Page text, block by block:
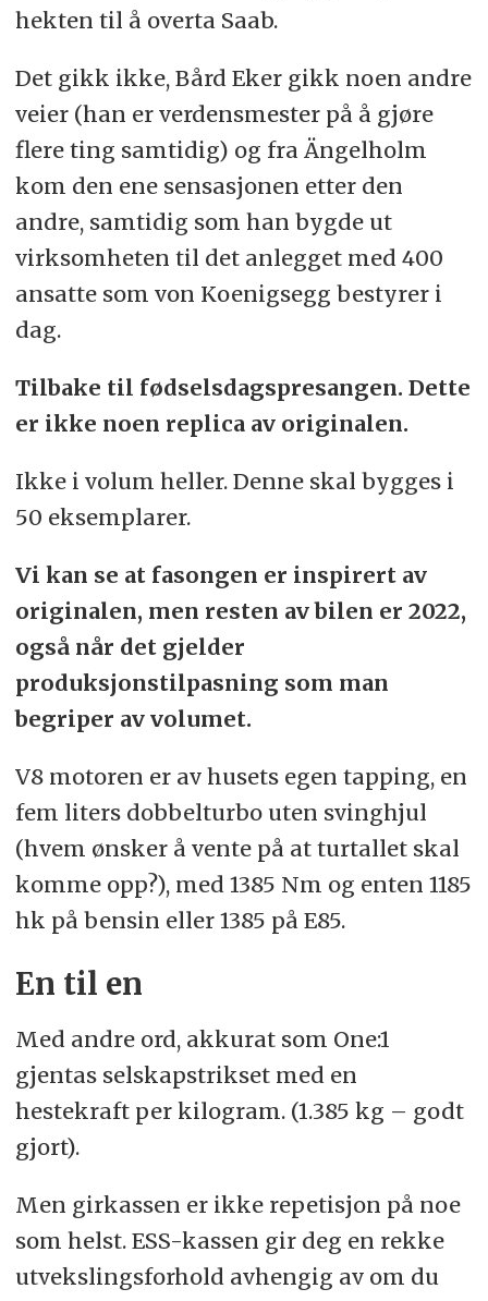
hekten til å overta Saab.
Det gikk ikke, Bård Eker gikk noen andre
veier (han er verdensmester på å gjøre
flere ting samtidig) og fra Ängelholm
kom den ene sensasjonen etter den
andre, samtidig som han bygde ut
virksomheten til det anlegget med 400
ansatte som von Koenigsegg bestyrer i
dag.
Tilbake til fødselsdagspresangen. Dette
er ikke noen replica av originalen.
Ikke i volum heller. Denne skal bygges i
50 eksemplarer.
Vi kan se at fasongen er inspirert av
originalen, men resten av bilen er 2022,
også når det gjelder
produksjonstilpasning som man
begriper av volumet.
V8 motoren er av husets egen tapping, en
fem liters dobbelturbo uten svinghjul
(hvem ønsker å vente på at turtallet skal
komme opp?), med 1385 Nm og enten 1185
hk på bensin eller 1385 på E85.
En til en
Med andre ord, akkurat som One:1
gjentas selskapstrikset med en
hestekraft per kilogram. (1.385 kg – godt
gjort).
Men girkassen er ikke repetisjon på noe
som helst. ESS-kassen gir deg en rekke
utvekslingsforhold avhengig av om du